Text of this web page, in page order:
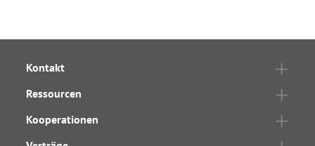
Kontakt
Ressourcen
Kooperationen